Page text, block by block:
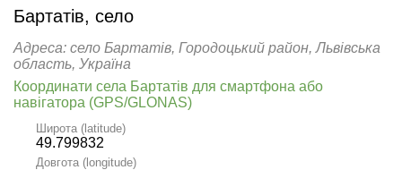
Бартатів, село
Адреса: село Бартатів, Городоцький район, Львівська
область, Україна
Координати села Бартатів для смартфона або
навігатора (GPS/GLONAS)
Широта (latitude)
49.799832
Довгота (longitude)